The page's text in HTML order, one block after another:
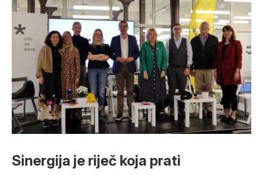
Sinergija je riječ koja prati